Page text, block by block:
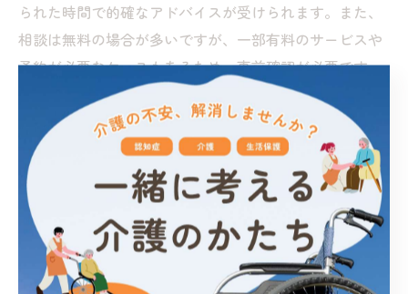
られた時間で的確なアドバイスが受けられます。また、
相談は無料の場合が多いですが、一部有料のサービスや
予約が必要なケースもあるため、事前確認が必要です。
相談支援事業所を利用する手順
事業所の専門分野や対応範囲をホームページ等で確
電話や窓口で予約・問い合わせ
相談内容を整理し、必要書類を持参して訪問
相談後は、アドバイスや紹介されたサービス内容を
家族で共有し、次の行動につなげる